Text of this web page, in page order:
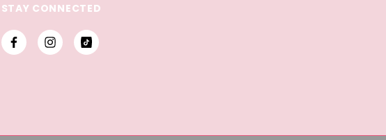
s
s
a
STAY CONNECTED